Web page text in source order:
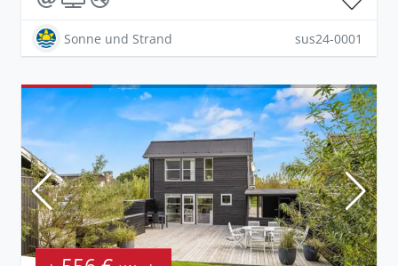
Sonne und Strand sus24-0001